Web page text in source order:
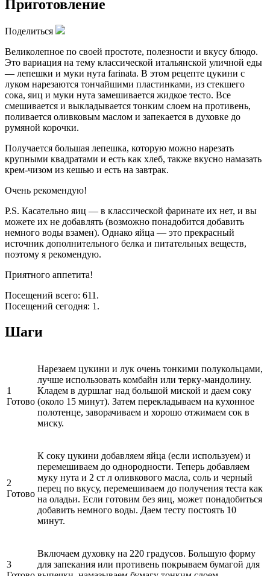
Приготовление
Поделиться
Великолепное по своей простоте, полезности и вкусу блюдо.
Это вариация на тему классической итальянской уличной еды
— лепешки и муки нута farinata. В этом рецепте цукини с
луком нарезаются тончайшими пластинками, из стекшего
сока, яиц и муки нута замешивается жидкое тесто. Все
смешивается и выкладывается тонким слоем на противень,
поливается оливковым маслом и запекается в духовке до
румяной корочки.
Получается большая лепешка, которую можно нарезать
крупными квадратами и есть как хлеб, также вкусно намазать
крем-чизом из кешью и есть на завтрак.
Очень рекомендую!
P.S. Касательно яиц — в классической фаринате их нет, и вы
можете их не добавлять (возможно понадобится добавить
немного воды взамен). Однако яйца — это прекрасный
источник дополнительного белка и питательных веществ,
поэтому я рекомендую.
Приятного аппетита!
Посещений всего: 611.
Посещений сегодня: 1.
Шаги
1
Готово
Нарезаем цукини и лук очень тонкими полукольцами,
лучше использовать комбайн или терку-мандолину.
Кладем в дуршлаг над большой миской и даем соку
(около 15 минут). Затем перекладываем на кухонное
полотенце, заворачиваем и хорошо отжимаем сок в
миску.
2
Готово
К соку цукини добавляем яйца (если используем) и
перемешиваем до однородности. Теперь добавляем
муку нута и 2 ст л оливкового масла, соль и черный
перец по вкусу, перемешиваем до получения теста как
на оладьи. Если готовим без яиц, может понадобиться
добавить немного воды. Даем тесту постоять 10
минут.
3
Включаем духовку на 220 градусов. Большую форму
для запекания или противень покрываем бумагой для